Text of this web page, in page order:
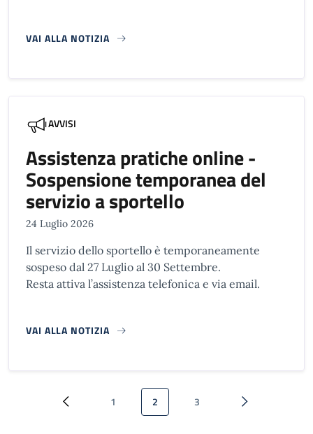
VAI ALLA NOTIZIA
AVVISI
Assistenza pratiche online -
Sospensione temporanea del
servizio a sportello
24 Luglio 2026
Il servizio dello sportello è temporaneamente
sospeso dal 27 Luglio al 30 Settembre.
Resta attiva l’assistenza telefonica e via email.
VAI ALLA NOTIZIA
Paginazione
Pagina precedente
Pagina
1 Pagina attuale
2 Pagina
3 Pagina